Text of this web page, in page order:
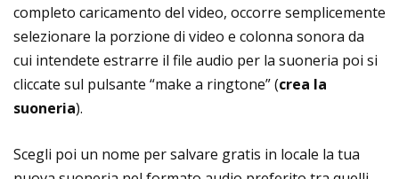
completo caricamento del video, occorre semplicemente
selezionare la porzione di video e colonna sonora da
cui intendete estrarre il file audio per la suoneria poi si
cliccate sul pulsante “make a ringtone” (crea la
suoneria).
Scegli poi un nome per salvare gratis in locale la tua